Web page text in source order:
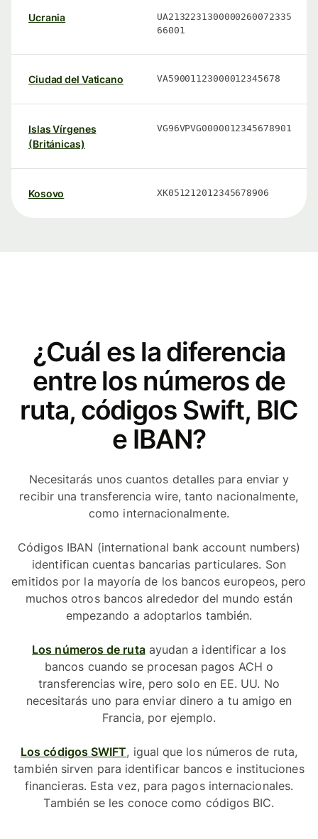
Ucrania
UA2132231300000260072335
66001
Ciudad del Vaticano VA59001123000012345678
Islas Vírgenes
(Británicas)
VG96VPVG0000012345678901
Kosovo XK051212012345678906
¿Cuál es la diferencia
entre los números de
ruta, códigos Swift, BIC
e IBAN?
Necesitarás unos cuantos detalles para enviar y
recibir una transferencia wire, tanto nacionalmente,
como internacionalmente.
Códigos IBAN (international bank account numbers)
identifican cuentas bancarias particulares. Son
emitidos por la mayoría de los bancos europeos, pero
muchos otros bancos alrededor del mundo están
empezando a adoptarlos también.
Los números de rutaayudan a identificar a los
bancos cuando se procesan pagos ACH o
transferencias wire, pero solo en EE. UU. No
necesitarás uno para enviar dinero a tu amigo en
Francia, por ejemplo.
Los códigos SWIFT, igual que los números de ruta,
también sirven para identificar bancos e instituciones
financieras. Esta vez, para pagos internacionales.
También se les conoce como códigos BIC.